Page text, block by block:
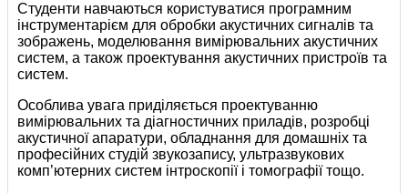
Студенти навчаються користуватися програмним
інструментарієм для обробки акустичних сигналів та
зображень, моделювання вимірювальних акустичних
систем, а також проектування акустичних пристроїв та
систем.
Особлива увага приділяється проектуванню
вимірювальних та діагностичних приладів, розробці
акустичної апаратури, обладнання для домашніх та
професійних студій звукозапису, ультразвукових
комп’ютерних систем інтроскопії і томографії тощо.